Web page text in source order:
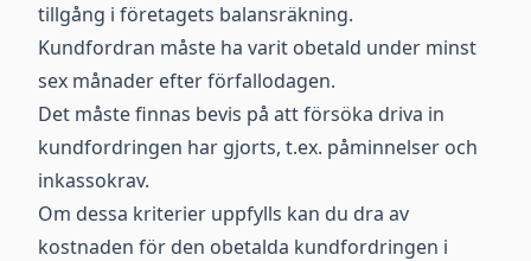
tillgång i företagets balansräkning.
Kundfordran måste ha varit obetald under minst
sex månader efter förfallodagen.
Det måste finnas bevis på att försöka driva in
kundfordringen har gjorts, t.ex. påminnelser och
inkassokrav.
Om dessa kriterier uppfylls kan du dra av
kostnaden för den obetalda kundfordringen i